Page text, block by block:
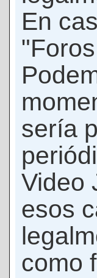
En
sería
Video
esos
como